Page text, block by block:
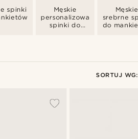
spinki
Męskie
personalizowane
spinki do
Męskie
srebrne
do
SORTUJ WG: